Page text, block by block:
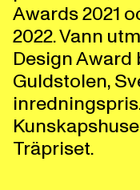
Awards 2021
2022. Vann
Design Award
Guldstolen,
Träpriset.